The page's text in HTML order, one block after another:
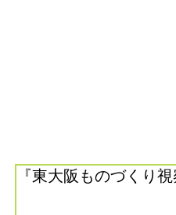
『東大阪ものづくり